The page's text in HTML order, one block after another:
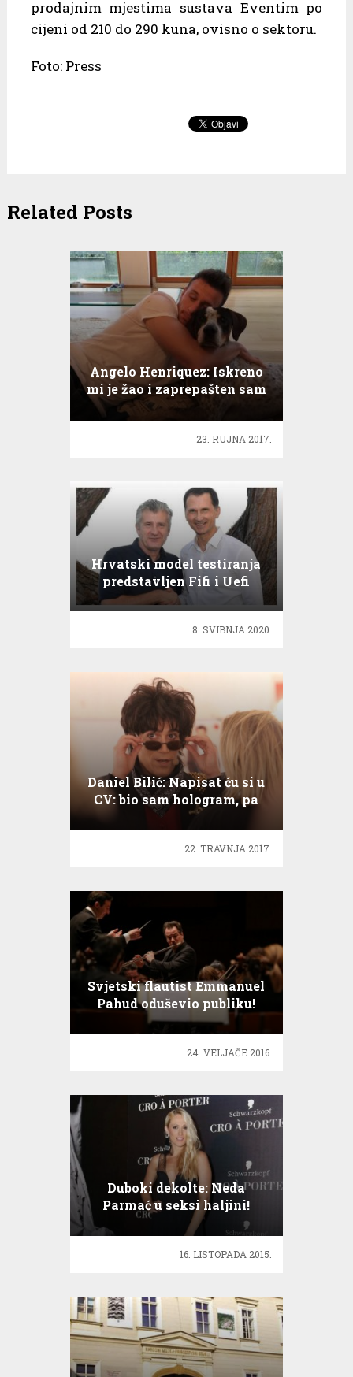
prodajnim mjestima sustava Eventim po
cijeni od 210 do 290 kuna, ovisno o sektoru.
Foto: Press
Related Posts
Angelo Henriquez: Iskreno
mi je žao i zaprepašten sam
onime što se dogodilo
23. RUJNA 2017.
Hrvatski model testiranja
predstavljen Fifi i Uefi
8. SVIBNJA 2020.
Daniel Bilić: Napisat ću si u
CV: bio sam hologram, pa
neka netko to nadmaši!
22. TRAVNJA 2017.
Svjetski flautist Emmanuel
Pahud oduševio publiku!
24. VELJAČE 2016.
Duboki dekolte: Neda
Parmać u seksi haljini!
16. LISTOPADA 2015.